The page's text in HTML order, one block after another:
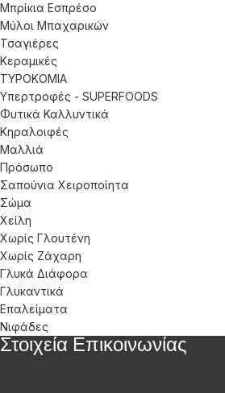
Μπρίκια Εσπρέσο
Μύλοι Μπαχαρικών
Τσαγιέρες
Κεραμικές
ΤΥΡΟΚΟΜΙΑ
Υπερτροφές - SUPERFOODS
Φυτικά Καλλυντικά
Κηραλοιφές
Μαλλιά
Πρόσωπο
Σαπούνια Χειροποίητα
Σώμα
Χείλη
Χωρίς Γλουτένη
Χωρίς Ζάχαρη
Γλυκά Διάφορα
Γλυκαντικά
Επαλείματα
Νιφάδες
Στοιχεία Επικοινωνίας